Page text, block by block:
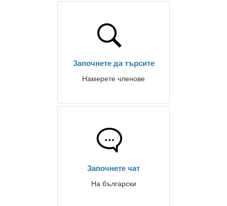
Започнете да търсите
Намерете членове
Започнете чат
На български